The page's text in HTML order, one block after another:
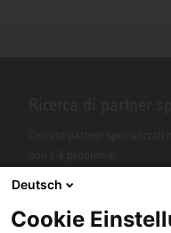
Deutsch
Cookie